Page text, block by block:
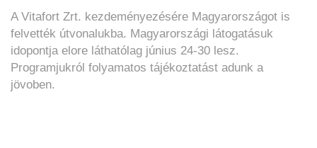
A Vitafort Zrt. kezdeményezésére Magyarországot is
felvették útvonalukba. Magyarországi látogatásuk
idopontja elore láthatólag június 24-30 lesz.
Programjukról folyamatos tájékoztatást adunk a
jövoben.